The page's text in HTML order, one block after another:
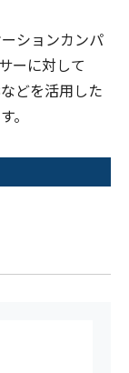
ションカンパ
ーに対して
どを活用した
。